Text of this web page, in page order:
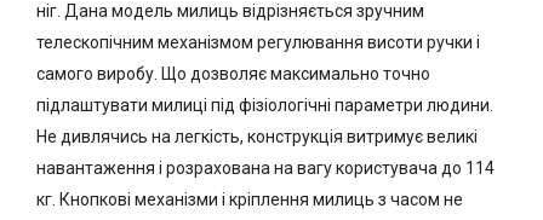
ніг. Дана модель милиць відрізняється зручним
телескопічним механізмом регулювання висоти ручки і
самого виробу. Що дозволяє максимально точно
підлаштувати милиці під фізіологічні параметри людини.
Не дивлячись на легкість, конструкція витримує великі
навантаження і розрахована на вагу користувача до 114
кг. Кнопкові механізми і кріплення милиць з часом не